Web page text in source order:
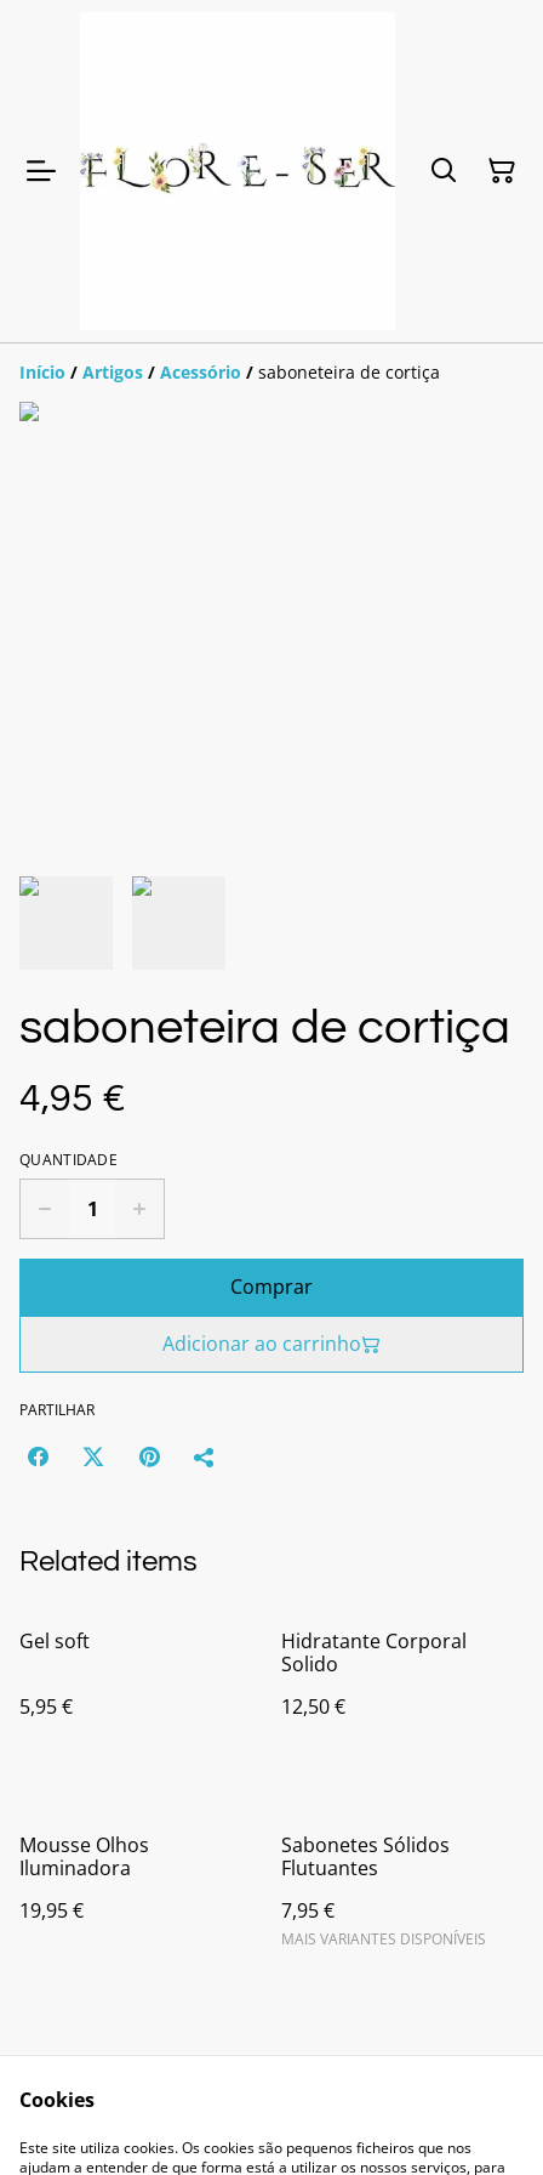
Início / Artigos / Acessório / saboneteira de cortiça
saboneteira de cortiça
4,95 €
QUANTIDADE
Comprar
Adicionar ao carrinho
PARTILHAR
Related items
Gel soft
5,95 €
Hidratante Corporal
Solido
12,50 €
Mousse Olhos
Iluminadora
19,95 €
Sabonetes Sólidos
Flutuantes
7,95 €
MAIS VARIANTES DISPONÍVEIS
Contact Us
Legal Terms
Privacy Policy
Cookie Policy
Cookies
Este site utiliza cookies. Os cookies são pequenos ficheiros que nos
ajudam a entender de que forma está a utilizar os nossos serviços, para